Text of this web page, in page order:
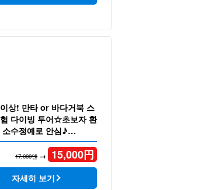
상! 만타 or 바다거북 스
다이빙 투어☆초보자 환
수정예로 안심♪
17,000엔→ 15,000円
자세히 보기